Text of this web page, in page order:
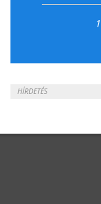
2018. Április 15.
1
HÍRDETÉS